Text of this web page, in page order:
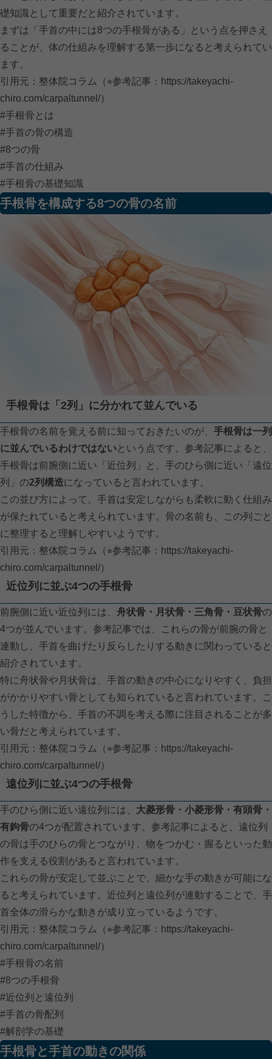
礎知識として重要だと紹介されています。
まずは「手首の中には8つの手根骨がある」という点を押さえ
ることが、体の仕組みを理解する第一歩になると考えられてい
ます。
引用元：整体院コラム（⭐︎参考記事： https://takeyachi-
chiro.com/carpaltunnel/）
#手根骨とは
#手首の骨の構造
#8つの骨
#手首の仕組み
#手根骨の基礎知識
手根骨を構成する8つの骨の名前
手根骨は「2列」に分かれて並んでいる
手根骨の名前を覚える前に知っておきたいのが、 手根骨は一列
に並んでいるわけではないという点です。参考記事によると、
手根骨は前腕側に近い「近位列」と、手のひら側に近い「遠位
列」の2列構造になっていると言われています。
この並び方によって、手首は安定しながらも柔軟に動く仕組み
が保たれていると考えられています。骨の名前も、この列ごと
に整理すると理解しやすいようです。
引用元：整体院コラム（⭐︎参考記事： https://takeyachi-
chiro.com/carpaltunnel/）
近位列に並ぶ4つの手根骨
前腕側に近い近位列には、 舟状骨・月状骨・三角骨・豆状骨の
4つが並んでいます。参考記事では、これらの骨が前腕の骨と
連動し、手首を曲げたり反らしたりする動きに関わっていると
紹介されています。
特に舟状骨や月状骨は、手首の動きの中心になりやすく、負担
がかかりやすい骨としても知られていると言われています。こ
うした特徴から、手首の不調を考える際に注目されることが多
い骨だと考えられています。
引用元：整体院コラム（⭐︎参考記事： https://takeyachi-
chiro.com/carpaltunnel/）
遠位列に並ぶ4つの手根骨
手のひら側に近い遠位列には、 大菱形骨・小菱形骨・有頭骨・
有鉤骨の4つが配置されています。参考記事によると、遠位列
の骨は手のひらの骨とつながり、物をつかむ・握るといった動
作を支える役割があると言われています。
これらの骨が安定して並ぶことで、細かな手の動きが可能にな
ると考えられています。近位列と遠位列が連動することで、手
首全体の滑らかな動きが成り立っているようです。
引用元：整体院コラム（⭐︎参考記事： https://takeyachi-
chiro.com/carpaltunnel/）
#手根骨の名前
#8つの手根骨
#近位列と遠位列
#手首の骨配列
#解剖学の基礎
手根骨と手首の動きの関係